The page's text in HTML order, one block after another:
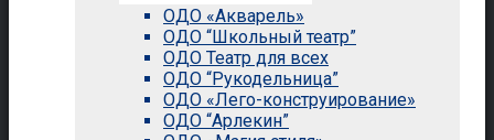
ОДО «Акварель»
ОДО “Школьный театр”
ОДО Театр для всех
ОДО “Рукодельница”
ОДО «Лего-конструирование»
ОДО “Арлекин”